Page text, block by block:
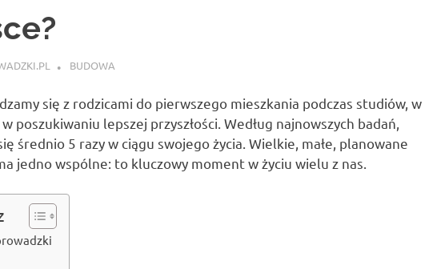
BUDOWA
się z rodzicami do pierwszego mieszkania podczas studiów, w
poszukiwaniu lepszej przyszłości. Według najnowszych badań,
średnio 5 razy w ciągu swojego życia. Wielkie, małe, planowane
jedno wspólne: to kluczowy moment w życiu wielu z nas.